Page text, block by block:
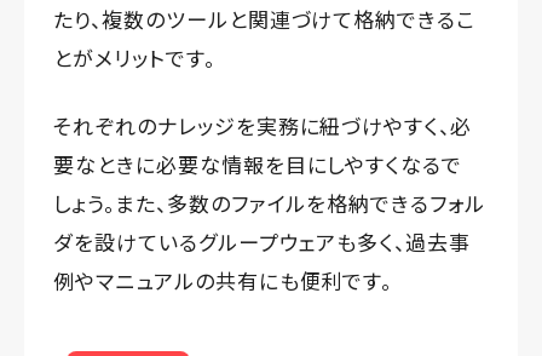
たり、複数のツールと関連づけて格納できるこ
とがメリットです。
それぞれのナレッジを実務に紐づけやすく、必
要なときに必要な情報を目にしやすくなるで
しょう。また、多数のファイルを格納できるフォル
ダを設けているグループウェアも多く、過去事
例やマニュアルの共有にも便利です。